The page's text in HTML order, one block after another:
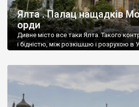
Ялта . Палац нащадків
орди
Дивне місто все таки Ялта. Такого
і бідністю, між розкішшю і розрухою в